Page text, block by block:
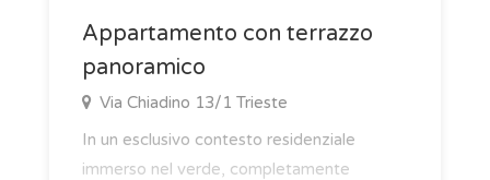
Appartamento con terrazzo
panoramico
Via Chiadino 13/1 Trieste
In un esclusivo contesto residenziale
immerso nel verde, completamente